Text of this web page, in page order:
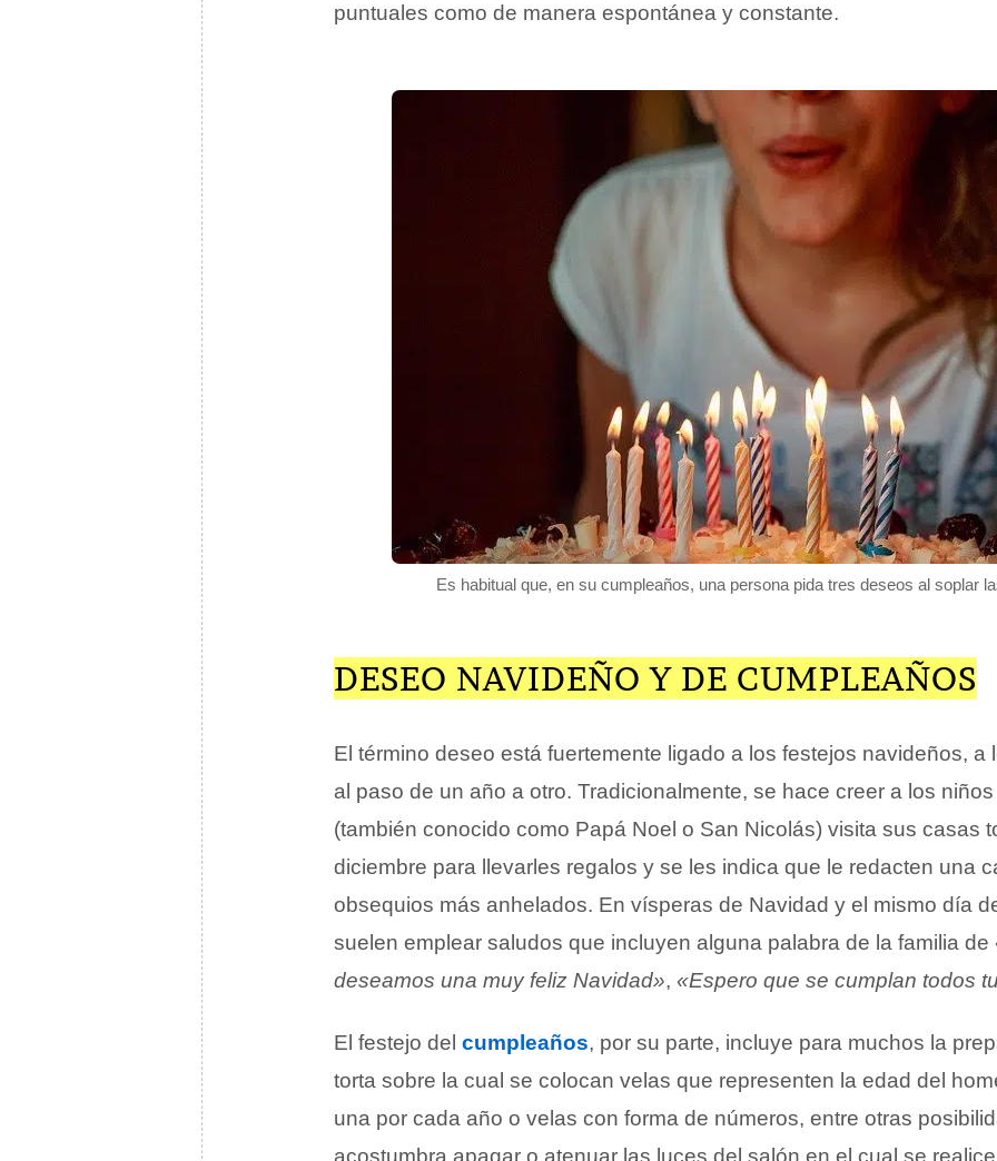
puntuales como de manera espontánea y constante.
Es habitual que, en su cumpleaños, una persona pida tres deseos al soplar
DESEO NAVIDEÑO Y DE CUMPLEAÑOS
El término deseo está fuertemente ligado a los festejos navideños, a
al paso de un año a otro. Tradicionalmente, se hace creer a los
(también conocido como Papá Noel o San Nicolás) visita sus casas
diciembre para llevarles regalos y se les indica que le redacten una
obsequios más anhelados. En vísperas de Navidad y el mismo día
suelen emplear saludos que incluyen alguna palabra de la familia de
deseamos una muy feliz Navidad», «Espero que se cumplan todos
El festejo del cumpleaños, por su parte, incluye para muchos la
torta sobre la cual se colocan velas que representen la edad del
una por cada año o velas con forma de números, entre otras
acostumbra apagar o atenuar las luces del salón en el cual se